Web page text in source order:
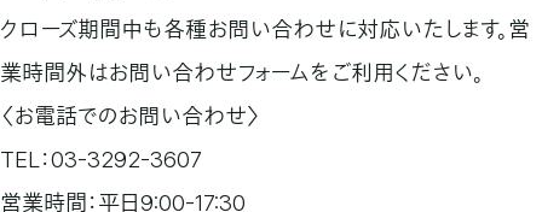
クローズ期間中も各種お問い合わせに対応いたします。営
業時間外はお問い合わせフォームをご利用ください。
〈お電話でのお問い合わせ〉
TEL：03-3292-3607
営業時間：平日9:00-17:30